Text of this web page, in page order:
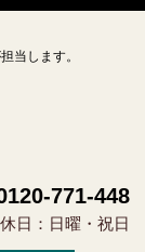
当します。
771-448
日：日曜・祝日